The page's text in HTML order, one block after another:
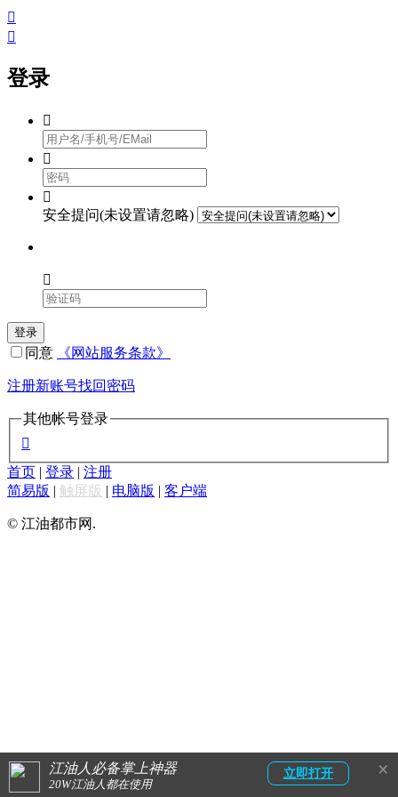
江油人必备掌上神器
20W江油人都在使用
立即打开 ×


登录



安全提问(未设置请忽略)

登录
同意 《网站服务条款》
注册新账号找回密码
其他帐号登录

首页 | 登录 | 注册
简易版 | 触屏版 | 电脑版 | 客户端
© 江油都市网.